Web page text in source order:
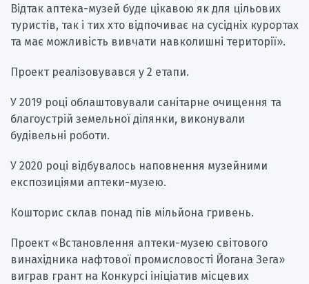
Відтак аптека-музей буде цікавою як для цільових
туристів, так і тих хто відпочиває на сусідніх курортах
та має можливість вивчати навколишні території».
Проект реалізовувався у 2 етапи.
У 2019 році облаштовували санітарне очищення та
благоустрій земельної ділянки, виконували
будівельні роботи.
У 2020 році відбувалось наповнення музейними
експозиціями аптеки-музею.
Кошторис склав понад пів мільйона гривень.
Проект «Встановлення аптеки-музею світового
винахідника нафтової промисловості Йогана Зега»
виграв грант на Конкурсі ініціатив місцевих